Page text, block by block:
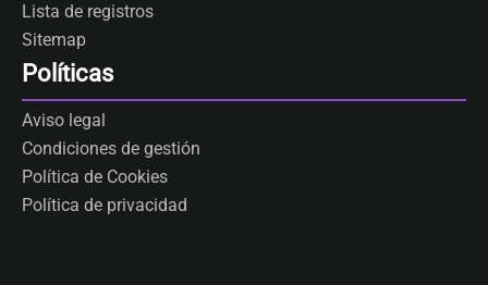
Lista de registros
Sitemap
Políticas
Aviso legal
Condiciones de gestión
Política de Cookies
Política de privacidad